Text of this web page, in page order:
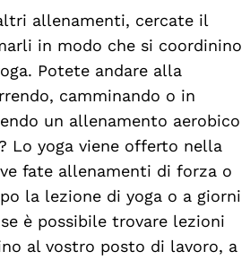
allenamenti, cercate il
in modo che si coordinino
Potete andare alla
camminando o in
un allenamento aerobico
Lo yoga viene offerto nella
fate allenamenti di forza o
la lezione di yoga o a giorni
è possibile trovare lezioni
al vostro posto di lavoro, a